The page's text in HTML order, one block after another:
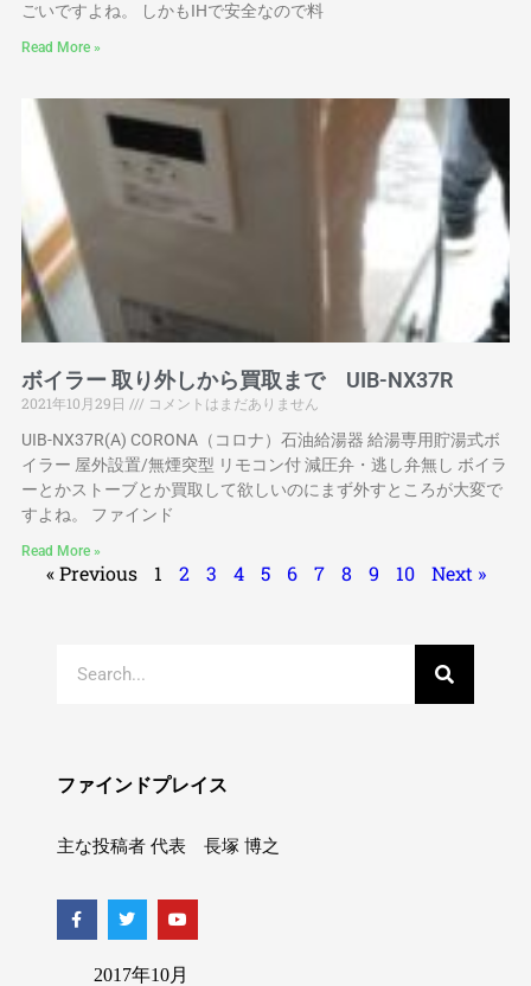
ごいですよね。 しかもIHで安全なので料
Read More »
ボイラー 取り外しから買取まで UIB-NX37R
2021年10月29日
コメントはまだありません
UIB-NX37R(A) CORONA（コロナ）石油給湯器 給湯専用貯湯式ボ
イラー 屋外設置/無煙突型 リモコン付 減圧弁・逃し弁無し ボイラ
ーとかストーブとか買取して欲しいのにまず外すところが大変で
すよね。 ファインド
Read More »
« Previous 1 2 3 4 5 6 7 8 9 10 Next »
ファインドプレイス
主な投稿者 代表 長塚 博之
2017年10月